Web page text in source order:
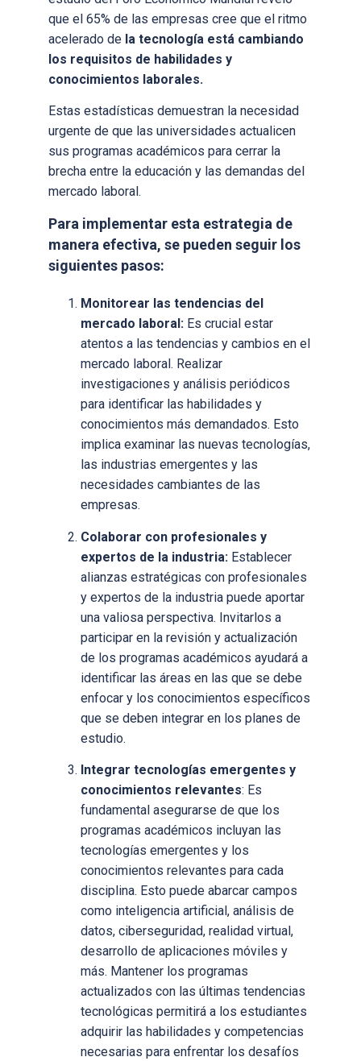
que el 65% de las empresas cree que el ritmo
acelerado de la tecnología está cambiando
los requisitos de habilidades y
conocimientos laborales.
Estas estadísticas demuestran la necesidad
urgente de que las universidades actualicen
sus programas académicos para cerrar la
brecha entre la educación y las demandas del
mercado laboral.
Para implementar esta estrategia de
manera efectiva, se pueden seguir los
siguientes pasos:
Monitorear las tendencias del
mercado laboral: Es crucial estar
atentos a las tendencias y cambios en el
mercado laboral. Realizar
investigaciones y análisis periódicos
para identificar las habilidades y
conocimientos más demandados. Esto
implica examinar las nuevas tecnologías,
las industrias emergentes y las
necesidades cambiantes de las
empresas.
Colaborar con profesionales y
expertos de la industria: Establecer
alianzas estratégicas con profesionales
y expertos de la industria puede aportar
una valiosa perspectiva. Invitarlos a
participar en la revisión y actualización
de los programas académicos ayudará a
identificar las áreas en las que se debe
enfocar y los conocimientos específicos
que se deben integrar en los planes de
estudio.
Integrar tecnologías emergentes y
conocimientos relevantes: Es
fundamental asegurarse de que los
programas académicos incluyan las
tecnologías emergentes y los
conocimientos relevantes para cada
disciplina. Esto puede abarcar campos
como inteligencia artificial, análisis de
datos, ciberseguridad, realidad virtual,
desarrollo de aplicaciones móviles y
más. Mantener los programas
actualizados con las últimas tendencias
tecnológicas permitirá a los estudiantes
adquirir las habilidades y competencias
necesarias para enfrentar los desafíos